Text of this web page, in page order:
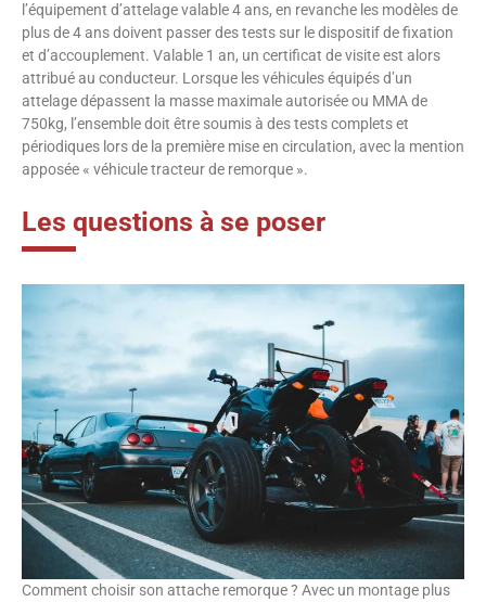
l’équipement d’attelage valable 4 ans, en revanche les modèles de
plus de 4 ans doivent passer des tests sur le dispositif de fixation
et d’accouplement. Valable 1 an, un certificat de visite est alors
attribué au conducteur. Lorsque les véhicules équipés d’un
attelage dépassent la masse maximale autorisée ou MMA de
750kg, l’ensemble doit être soumis à des tests complets et
périodiques lors de la première mise en circulation, avec la mention
apposée « véhicule tracteur de remorque ».
Les questions à se poser
Comment choisir son attache remorque ? Avec un montage plus